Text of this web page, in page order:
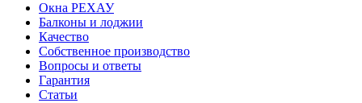
Окна РЕХАУ
Балконы и лоджии
Качество
Собственное производство
Вопросы и ответы
Гарантия
Статьи